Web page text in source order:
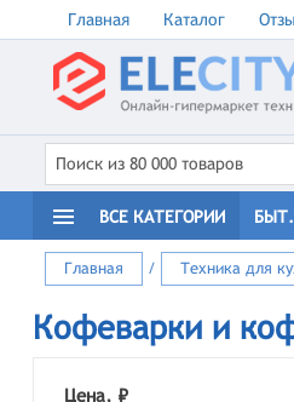
Главная Каталог
ВСЕ КАТЕГОРИИ
Главная / Техника для
Кофеварки и
Цена, ₽